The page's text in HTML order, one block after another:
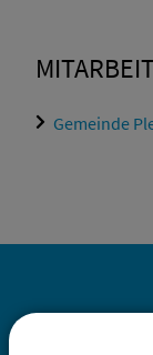
Gemeinde
SO